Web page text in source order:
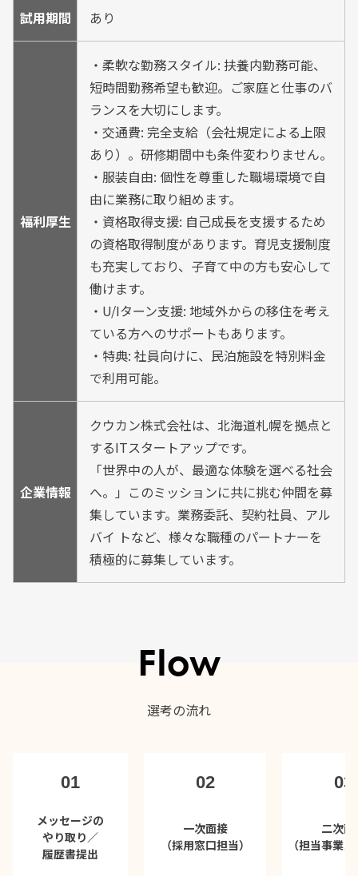
試用期間 あり
福利厚生
・柔軟な勤務スタイル: 扶養内勤務可能、
短時間勤務希望も歓迎。ご家庭と仕事のバ
ランスを大切にします。
・交通費: 完全支給（会社規定による上限
あり）。研修期間中も条件変わりません。
・服装自由: 個性を尊重した職場環境で自
由に業務に取り組めます。
・資格取得支援: 自己成長を支援するため
の資格取得制度があります。育児支援制度
も充実しており、子育て中の方も安心して
働けます。
・U/Iターン支援: 地域外からの移住を考え
ている方へのサポートもあります。
・特典: 社員向けに、民泊施設を特別料金
で利用可能。
企業情報
クウカン株式会社は、北海道札幌を拠点と
するITスタートアップです。
「世界中の人が、最適な体験を選べる社会
へ。」このミッションに共に挑む仲間を募
集しています。業務委託、契約社員、アル
バイ トなど、様々な職種のパートナーを
積極的に募集しています。
Flow
選考の流れ
01
メッセージの
やり取り／
履歴書提出
02
一次面接
（採用窓口担当）
03
二次面
（担当事業